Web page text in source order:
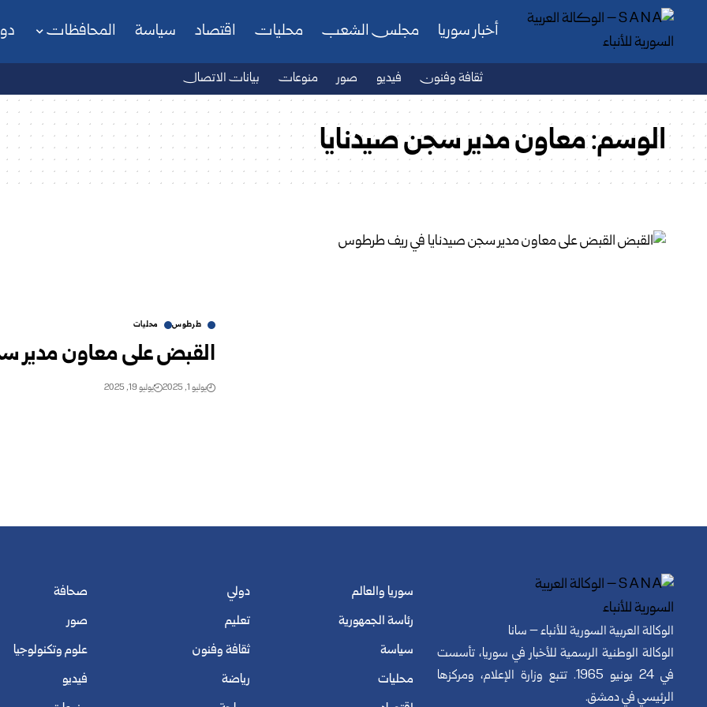
أخبار سوريا مجلس الشعب محليات اقتصاد سياسة المحافظات
ثقافة وفنون فيديو صور منوعات بيانات الاتصال
الوسم:معاون مدير سجن صيدنايا
طرطوس محليات
القبض على معاون مدير
يوليو 1, 2025 يوليو 19, 2025
الوكالة العربية السورية للأنباء – سانا
الوكالة الوطنية الرسمية للأخبار في سوريا، تأسست
في 24 يونيو 1965. تتبع وزارة الإعلام، ومركزها
الرئيسي في دمشق.
سوريا والعالم
رئاسة الجمهورية
سياسة
محليات
دولي
تعليم
ثقافة وفنون
رياضة
صحافة
صور
علوم وتكنولوجيا
فيديو